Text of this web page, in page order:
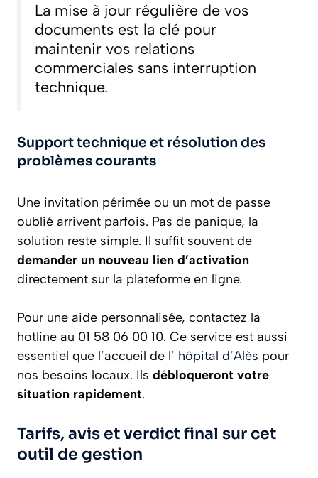
La mise à jour régulière de vos
documents est la clé pour
maintenir vos relations
commerciales sans interruption
technique.
Support technique et résolution des
problèmes courants
Une invitation périmée ou un mot de passe
oublié arrivent parfois. Pas de panique, la
solution reste simple. Il suffit souvent de
demander un nouveau lien d’activation
directement sur la plateforme en ligne.
Pour une aide personnalisée, contactez la
hotline au 01 58 06 00 10. Ce service est aussi
essentiel que l’accueil de l’ hôpital d’Alès pour
nos besoins locaux. Ils débloqueront votre
situation rapidement.
Tarifs, avis et verdict final sur cet
outil de gestion